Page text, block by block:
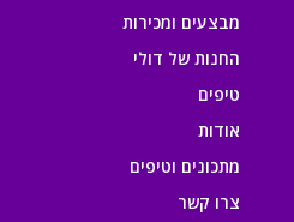
מבצעים ומכירות
החנות של דולי
טיפים
אודות
מתכונים וטיפים
צרו קשר